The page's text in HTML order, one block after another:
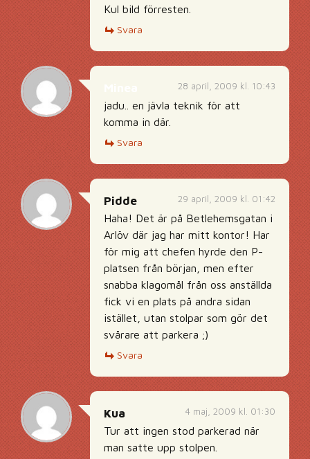
Kul bild förresten.
Svara
28 april, 2009 kl. 10:43
jadu.. en jävla teknik för att
komma in där.
Svara
29 april, 2009 kl. 01:42
Pidde
Haha! Det är på Betlehemsgatan i
Arlöv där jag har mitt kontor! Har
för mig att chefen hyrde den P-
platsen från början, men efter
snabba klagomål från oss anställda
fick vi en plats på andra sidan
istället, utan stolpar som gör det
svårare att parkera ;)
Svara
4 maj, 2009 kl. 01:30
Kua
Tur att ingen stod parkerad när
man satte upp stolpen.